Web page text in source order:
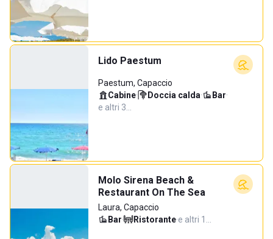
Lido Paestum
Paestum, Capaccio
Cabine· Doccia calda· Bar·
e altri 3…
Molo Sirena Beach &
Restaurant On The Sea
Laura, Capaccio
Bar· Ristorante·e altri 1…